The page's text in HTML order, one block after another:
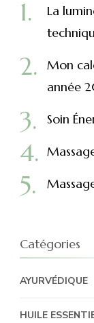
La
Mon
année
Soin
Catégories
AYURVÉDIQUE
HUILE